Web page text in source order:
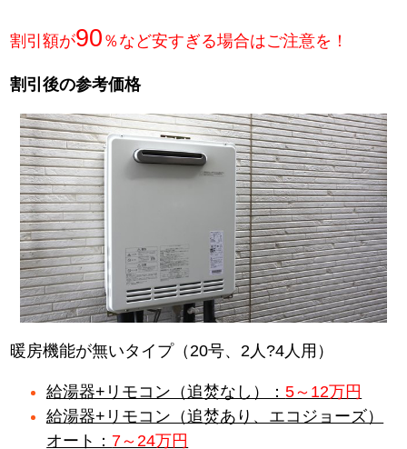
割引額が90 ％など安すぎる場合はご注意を！
割引後の参考価格
暖房機能が無いタイプ（20号、2人?4人用）
給湯器+リモコン（追焚なし）：5～12万円
給湯器+リモコン（追焚あり、エコジョーズ）
オート： 7～24万円